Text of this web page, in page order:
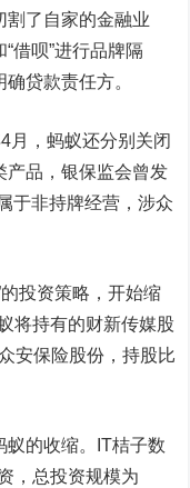
了自家的金融业
借呗”进行品牌隔
贷款责任方。
，蚂蚁还分别关闭
产品，银保监会曾发
于非持牌经营，涉众
投资策略，开始缩
将持有的财新传媒股
安保险股份，持股比
的收缩。IT桔子数
，总投资规模为